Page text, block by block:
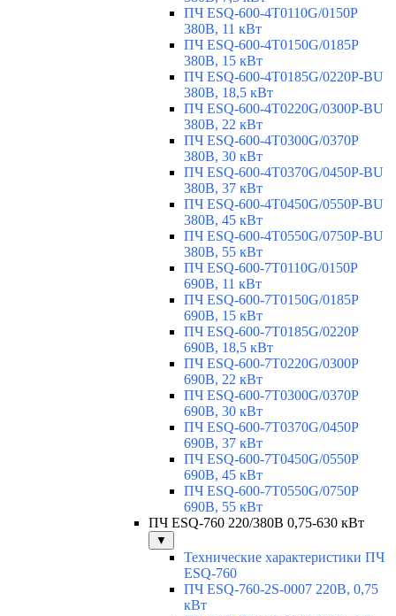
ПЧ ESQ-600-4T0110G/0150P
380В, 11 кВт
ПЧ ESQ-600-4T0150G/0185P
380В, 15 кВт
ПЧ ESQ-600-4T0185G/0220P-BU
380В, 18,5 кВт
ПЧ ESQ-600-4T0220G/0300P-BU
380В, 22 кВт
ПЧ ESQ-600-4T0300G/0370P
380В, 30 кВт
ПЧ ESQ-600-4T0370G/0450P-BU
380В, 37 кВт
ПЧ ESQ-600-4T0450G/0550P-BU
380В, 45 кВт
ПЧ ESQ-600-4T0550G/0750P-BU
380В, 55 кВт
ПЧ ESQ-600-7T0110G/0150P
690В, 11 кВт
ПЧ ESQ-600-7T0150G/0185P
690В, 15 кВт
ПЧ ESQ-600-7T0185G/0220P
690В, 18,5 кВт
ПЧ ESQ-600-7T0220G/0300P
690В, 22 кВт
ПЧ ESQ-600-7T0300G/0370P
690В, 30 кВт
ПЧ ESQ-600-7T0370G/0450P
690В, 37 кВт
ПЧ ESQ-600-7T0450G/0550P
690В, 45 кВт
ПЧ ESQ-600-7T0550G/0750P
690В, 55 кВт
ПЧ ESQ-760 220/380В 0,75-630 кВт
▼
Технические характеристики ПЧ
ESQ-760
ПЧ ESQ-760-2S-0007 220В, 0,75
кВт